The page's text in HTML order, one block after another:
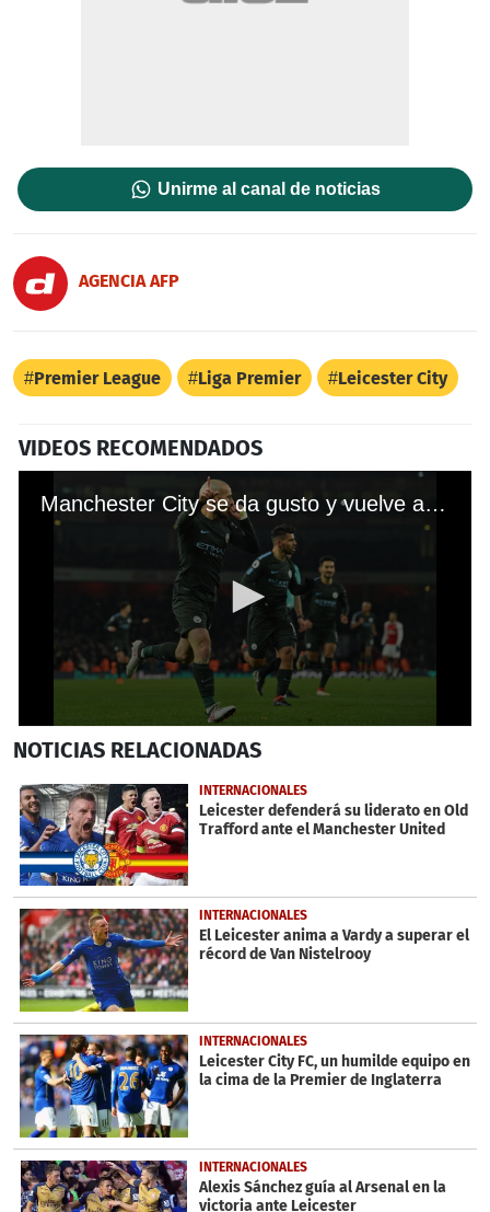
Unirme al canal de noticias
AGENCIA AFP
Premier League Liga Premier Leicester City
VIDEOS RECOMENDADOS
Manchester City se da gusto y vuelve a golear al Arsenal en la Premier League
seconds
48
seconds
NOTICIAS RELACIONADAS
INTERNACIONALES
Leicester defenderá su liderato en Old
Trafford ante el Manchester United
INTERNACIONALES
El Leicester anima a Vardy a superar el
récord de Van Nistelrooy
INTERNACIONALES
Leicester City FC, un humilde equipo en
la cima de la Premier de Inglaterra
INTERNACIONALES
Alexis Sánchez guía al Arsenal en la
victoria ante Leicester